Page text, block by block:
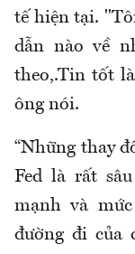
tế hiện tại.
dẫn nào về
theo,.Tin tốt là
ông nói.
“Những thay
Fed là rất
mạnh và
đường đi của